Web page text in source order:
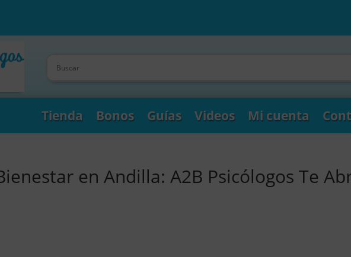
Tienda Bonos Guías Videos Mi cuenta
en Andilla: A2B Psicólogos Te